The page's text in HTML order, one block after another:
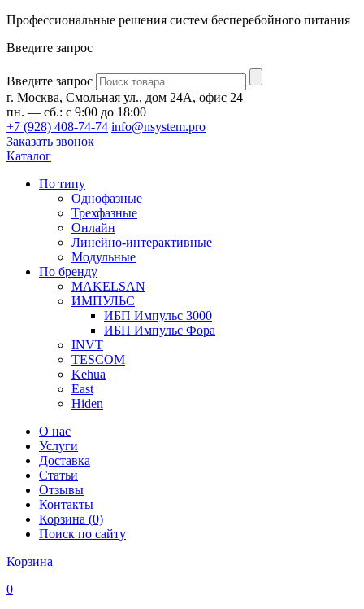
Профессиональные решения систем бесперебойного питания
Введите запрос
Введите запрос
г. Москва, Смольная ул., дом 24А, офис 24
пн. — сб.: с 9:00 до 18:00
+7 (928) 408-74-74 info@nsystem.pro
Заказать звонок
Каталог
По типу
Однофазные
Трехфазные
Онлайн
Линейно-интерактивные
Модульные
По бренду
MAKELSAN
ИМПУЛЬС
ИБП Импульс 3000
ИБП Импульс Фора
INVT
TESCOM
Kehua
East
Hiden
О нас
Услуги
Доставка
Статьи
Отзывы
Контакты
Корзина (0)
Поиск по сайту
Корзина
0